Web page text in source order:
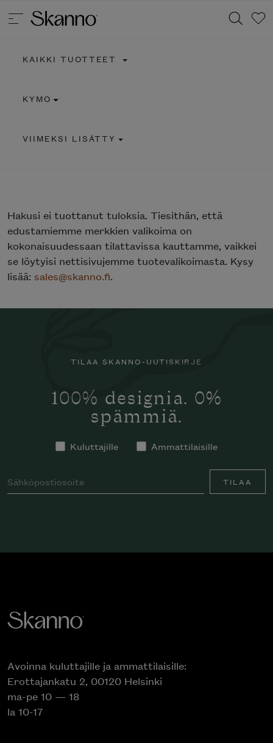
KAIKKI TUOTTEET
KYMO
VIIMEKSI LISÄTTY
Hakusi ei tuottanut tuloksia. Tiesithän, että
edustamiemme merkkien valikoima on
kokonaisuudessaan tilattavissa kauttamme, vaikkei
se löytyisi nettisivujemme tuotevalikoimasta. Kysy
lisää: sales@skanno.fi.
TILAA SKANNO-UUTISKIRJE
100% designia. 0%
spämmiä.
Kuluttajille Ammattilaisille
TILAA
Avoinna kuluttajille ja ammattilaisille:
Erottajankatu 2, 00120 Helsinki
ma-pe 10 — 18
la 10-17